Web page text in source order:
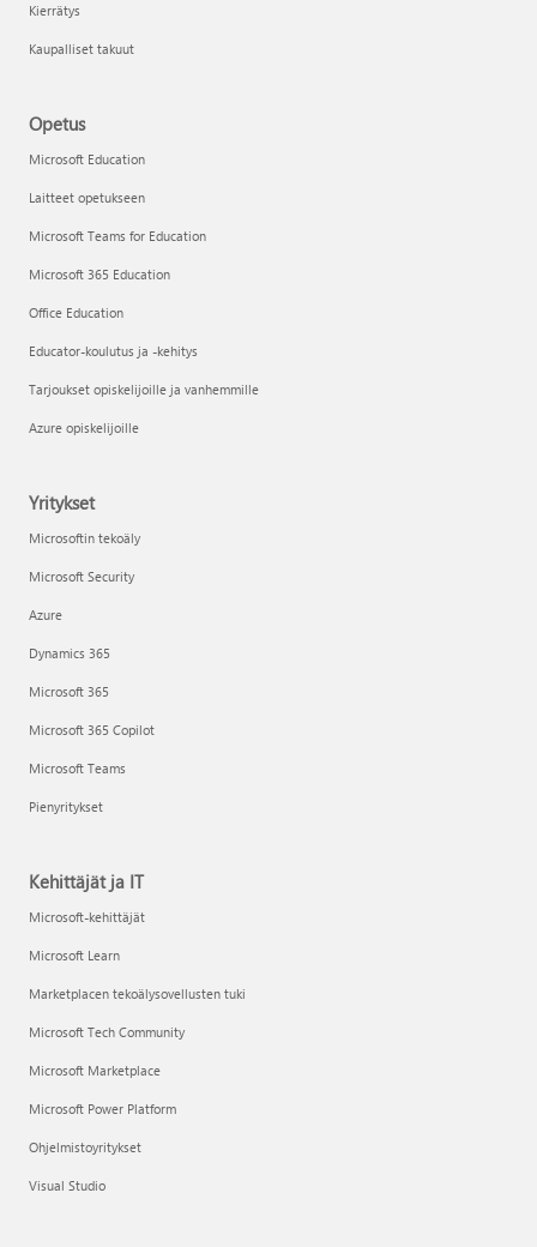
Kierrätys
Kaupalliset takuut
Opetus
Microsoft Education
Laitteet opetukseen
Microsoft Teams for Education
Microsoft 365 Education
Office Education
Educator-koulutus ja -kehitys
Tarjoukset opiskelijoille ja vanhemmille
Azure opiskelijoille
Yritykset
Microsoftin tekoäly
Microsoft Security
Azure
Dynamics 365
Microsoft 365
Microsoft 365 Copilot
Microsoft Teams
Pienyritykset
Kehittäjät ja IT
Microsoft-kehittäjät
Microsoft Learn
Marketplacen tekoälysovellusten tuki
Microsoft Tech Community
Microsoft Marketplace
Microsoft Power Platform
Ohjelmistoyritykset
Visual Studio